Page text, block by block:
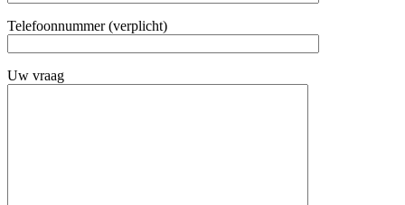
Telefoonnummer (verplicht)
Uw vraag